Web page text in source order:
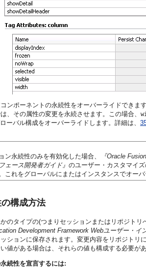
ンポーネントの永続性をオーバーライドできま
、その属性の変更を永続させます。この場合、
ーバル構成をオーバーライドします。詳細は、
ン永続性のみを有効化した場合、
『Oracle
ェース開発者ガイド』 のユーザー・カスタマイ
これをグローバルにまたはインスタンスでオー
構成方法
のタイプの(つまりセッションまたはリポジト
Development Framework Webユーザー・イ
ションに保存されます。変更内容をリポジト
値がある場合は、それらの値も構成する必要が
続性を宣言するには: